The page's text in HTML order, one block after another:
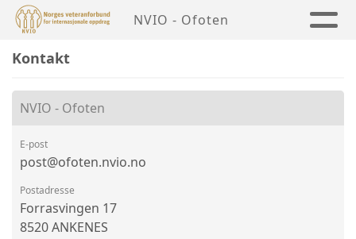
NVIO - Ofoten
Kontakt
NVIO - Ofoten
E-post
post@ofoten.nvio.no
Postadresse
Forrasvingen 17
8520 ANKENES